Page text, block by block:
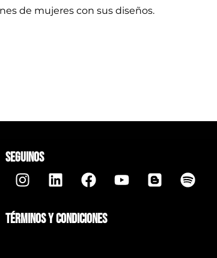
de mujeres con sus diseños.
SEGUINOS
TÉRMINOS Y CONDICIONES